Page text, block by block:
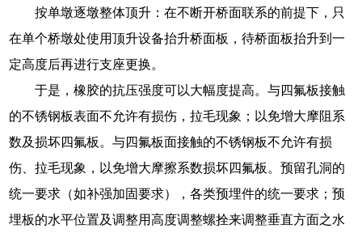
按单墩逐墩整体顶升：在不断开桥面联系的前提下，只
在单个桥墩处使用顶升设备抬升桥面板，待桥面板抬升到一
定高度后再进行支座更换。
于是，橡胶的抗压强度可以大幅度提高。与四氟板接触
的不锈钢板表面不允许有损伤，拉毛现象；以免增大摩阻系
数及损坏四氟板。与四氟板面接触的不锈钢板不允许有损
伤、拉毛现象，以免增大摩擦系数损坏四氟板。预留孔洞的
统一要求（如补强加固要求），各类预埋件的统一要求；预
埋板的水平位置及调整用高度调整螺拴来调整垂直方面之水